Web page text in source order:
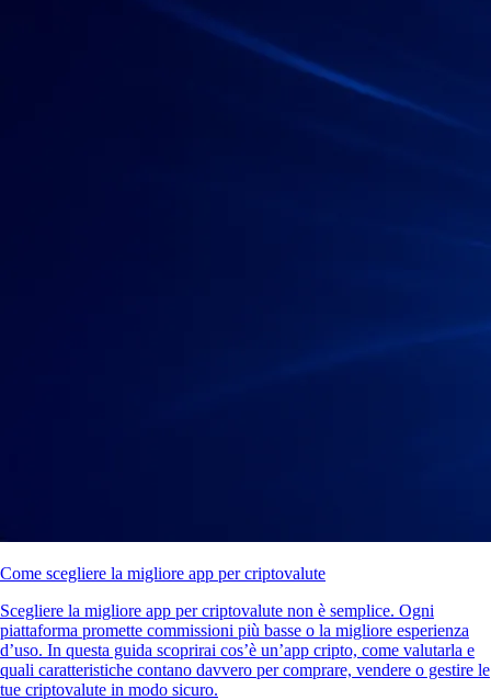
Come scegliere la migliore app per criptovalute
Scegliere la migliore app per criptovalute non è semplice. Ogni
piattaforma promette commissioni più basse o la migliore esperienza
d’uso. In questa guida scoprirai cos’è un’app cripto, come valutarla e
quali caratteristiche contano davvero per comprare, vendere o gestire le
tue criptovalute in modo sicuro.